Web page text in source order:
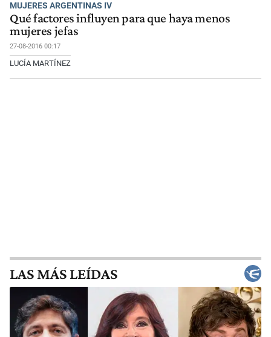
MUJERES ARGENTINAS IV
Qué factores influyen para que haya menos
mujeres jefas
27-08-2016 00:17
LUCÍA MARTÍNEZ
LAS MÁS LEÍDAS